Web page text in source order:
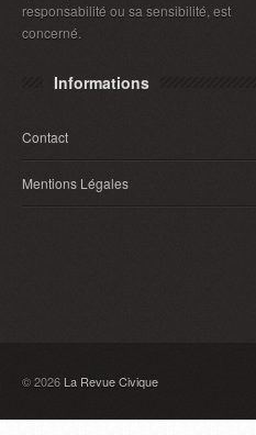
responsabilité ou sa sensibilité, est
concerné.
Informations
Contact
Mentions Légales
© 2026 La Revue Civique